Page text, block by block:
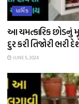
ધાર્મિક
આ ચમત્કારિક છોડનું
દુર કરી તિજોરી
JUNE 5, 2024